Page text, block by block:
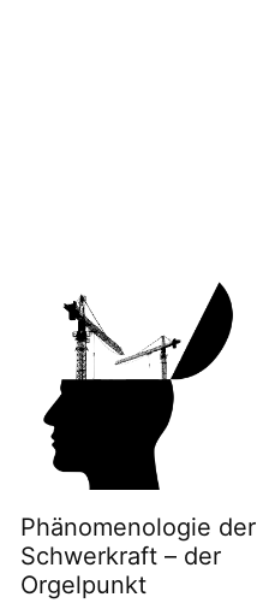
Phänomenologie der
Schwerkraft – der
Orgelpunkt